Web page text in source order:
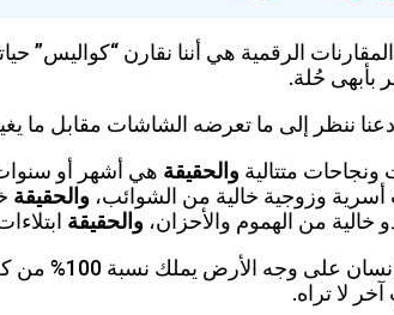
الرقمية هي أننا نقارن “كواليس”
بأبهى حُلة.
ننظر إلى ما تعرضه الشاشات مقابل ما
ونجاحات متتالية والحقيقة هي أشهر أو
أسرية وزوجية خالية من الشوائب، والحقيقة
خالية من الهموم والأحزان، والحقيقة
لا يوجد
لا تراه.